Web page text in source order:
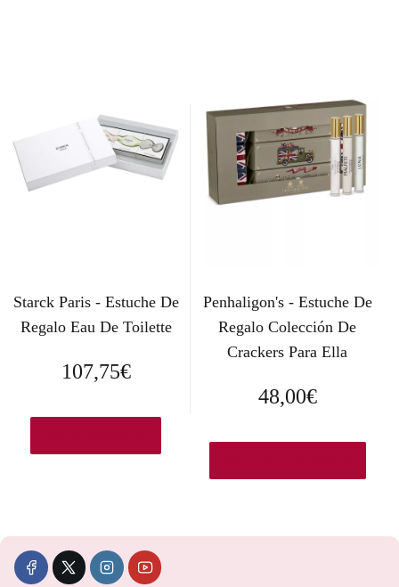
Starck Paris - Estuche De
Regalo Eau De Toilette
107,75€
Penhaligon's - Estuche De
Regalo Colección De
Crackers Para Ella
48,00€